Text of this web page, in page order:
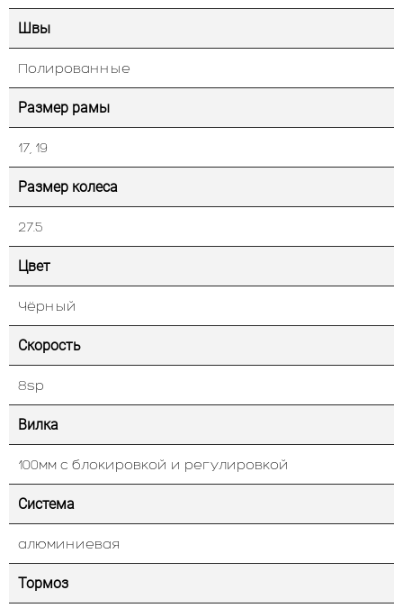
Швы
Полированные
Размер рамы
17, 19
Размер колеса
27.5
Цвет
Чёрный
Скорость
8sp
Вилка
100мм с блокировкой и регулировкой
Система
алюминиевая
Тормоз